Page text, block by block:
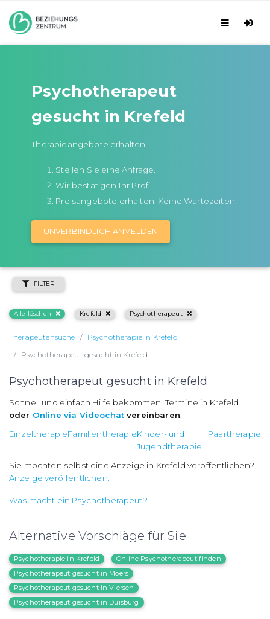
Psychotherapeut
gesucht in Krefeld
Therapieangebote erhalten.
Stellen Sie eine Anfrage.
Wir bestätigen Ihr Profil.
Preisangebote erhalten. Keine Wartezeiten.
UNVERBINDLICH ANMELDEN
FILTER
Alle löschen Krefeld Psychotherapeut
Therapeutensuche
Psychotherapie in Krefeld
Psychotherapeut gesucht in Krefeld
Psychotherapeut gesucht in Krefeld
Schnell und einfach Hilfe bekommen! Termine in Krefeld
oder Online via Videochat vereinbaren
EinzeltherapieFamilientherapieKinder- und
Jugendtherapie
Paartherapie
Sie möchten selbst eine Anzeige in Krefeld veröffentlichen?
Anzeige veröffentlichen.
Was macht ein Psychotherapeut?
Alternative Vorschläge für Sie
Psychotherapie in Krefeld
Online Psychotherapeut finden
Psychotherapeut gesucht in Moers
Psychotherapeut gesucht in Viersen
Psychotherapeut gesucht in Duisburg